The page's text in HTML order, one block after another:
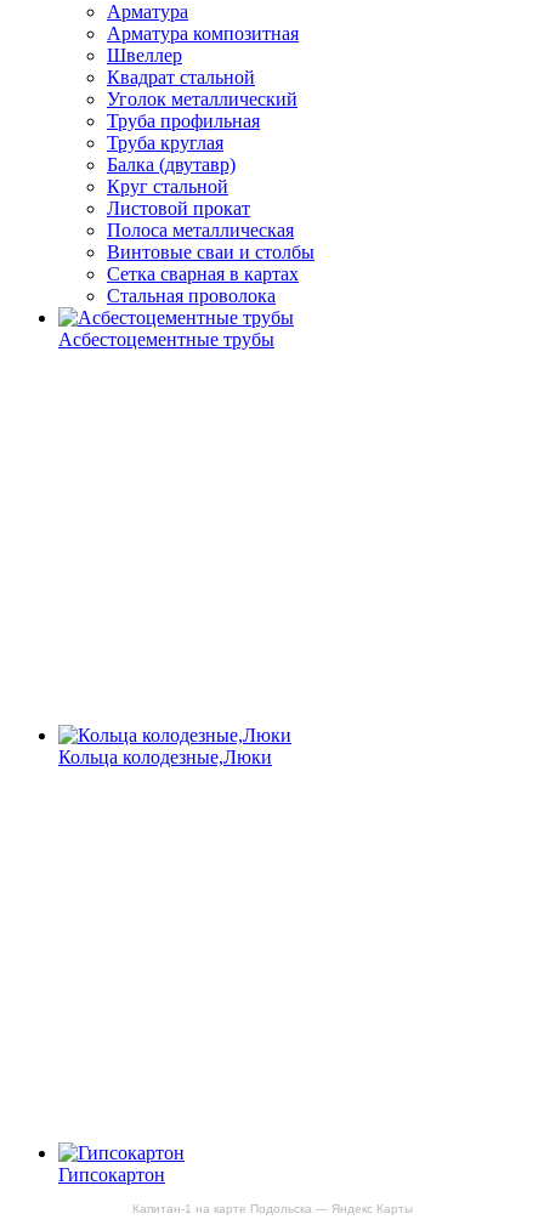
Капитан-1 на карте Подольска — Яндекс Карты
Арматура
Арматура композитная
Швеллер
Квадрат стальной
Уголок металлический
Труба профильная
Труба круглая
Балка (двутавр)
Круг стальной
Листовой прокат
Полоса металлическая
Винтовые сваи и столбы
Сетка сварная в картах
Стальная проволока
Асбестоцементные трубы
Кольца колодезные,Люки
Гипсокартон